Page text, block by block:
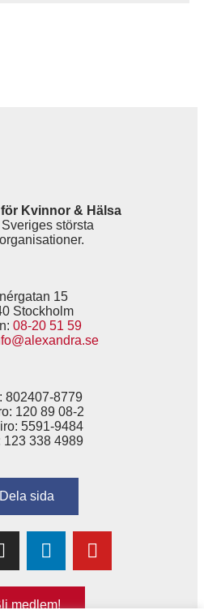
Kvinnor & Hälsa
största
15
Stockholm
08-20 51 59
802407-8779
120 89 08-2
5591-9484
123 338 4989
Dela sida
medlem!